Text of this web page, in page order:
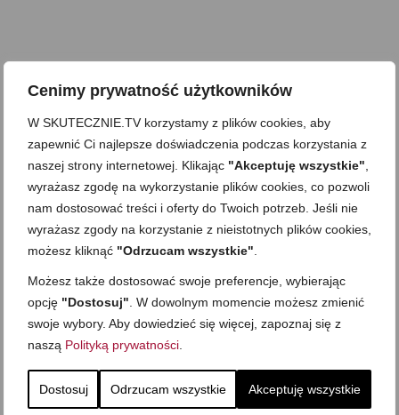
Cenimy prywatność użytkowników
W SKUTECZNIE.TV korzystamy z plików cookies, aby
zapewnić Ci najlepsze doświadczenia podczas korzystania z
naszej strony internetowej. Klikając "Akceptuję wszystkie"
wyrażasz zgodę na wykorzystanie plików cookies, co pozwoli
nam dostosować treści i oferty do Twoich potrzeb. Jeśli nie
wyrażasz zgody na korzystanie z nieistotnych plików cookies,
możesz kliknąć "Odrzucam wszystkie"
Możesz także dostosować swoje preferencje, wybierając
opcję "Dostosuj" . W dowolnym momencie możesz zmienić
swoje wybory. Aby dowiedzieć się więcej, zapoznaj się z
naszą Polityką prywatności
Dostosuj Odrzucam wszystkie Akceptuję wszystkie
Z Waszych:) Zapiekanki i dania z piekarnika